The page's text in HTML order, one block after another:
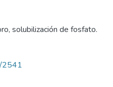
solubilización de fosfato.
2541